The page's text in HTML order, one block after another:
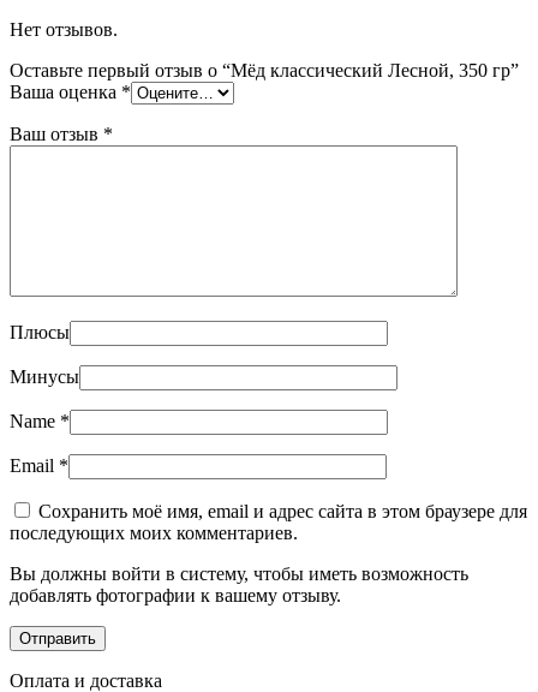
Нет отзывов.
Оставьте первый отзыв о “Мёд классический Лесной, 350 гр”
Ваша оценка *
Ваш отзыв *
Плюсы
Минусы
Name *
Email *
Сохранить моё имя, email и адрес сайта в этом браузере для
последующих моих комментариев.
Вы должны войти в систему, чтобы иметь возможность
добавлять фотографии к вашему отзыву.
Оплата и доставка